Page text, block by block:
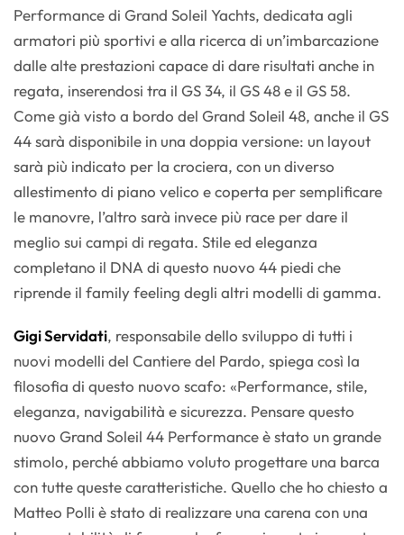
Performance di Grand Soleil Yachts, dedicata agli
armatori più sportivi e alla ricerca di un’imbarcazione
dalle alte prestazioni capace di dare risultati anche in
regata, inserendosi tra il GS 34, il GS 48 e il GS 58.
Come già visto a bordo del Grand Soleil 48, anche il GS
44 sarà disponibile in una doppia versione: un layout
sarà più indicato per la crociera, con un diverso
allestimento di piano velico e coperta per semplificare
le manovre, l’altro sarà invece più race per dare il
meglio sui campi di regata. Stile ed eleganza
completano il DNA di questo nuovo 44 piedi che
riprende il family feeling degli altri modelli di gamma.
Gigi Servidati, responsabile dello sviluppo di tutti i
nuovi modelli del Cantiere del Pardo, spiega così la
filosofia di questo nuovo scafo: «Performance, stile,
eleganza, navigabilità e sicurezza. Pensare questo
nuovo Grand Soleil 44 Performance è stato un grande
stimolo, perché abbiamo voluto progettare una barca
con tutte queste caratteristiche. Quello che ho chiesto a
Matteo Polli è stato di realizzare una carena con una